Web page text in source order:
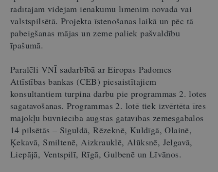
rādītājam vidējam ienākumu līmenim novadā vai
valstspilsētā. Projekta īstenošanas laikā un pēc tā
pabeigšanas mājas un zeme paliek pašvaldību
īpašumā.
Paralēli VNĪ sadarbībā ar Eiropas Padomes
Attīstības bankas (CEB) piesaistītajiem
konsultantiem turpina darbu pie programmas 2. lotes
sagatavošanas. Programmas 2. lotē tiek izvērtēta īres
mājokļu būvniecība augstas gatavības zemesgabalos
14 pilsētās – Siguldā, Rēzeknē, Kuldīgā, Olainē,
Ķekavā, Smiltenē, Aizkrauklē, Alūksnē, Jelgavā,
Liepājā, Ventspilī, Rīgā, Gulbenē un Līvānos.